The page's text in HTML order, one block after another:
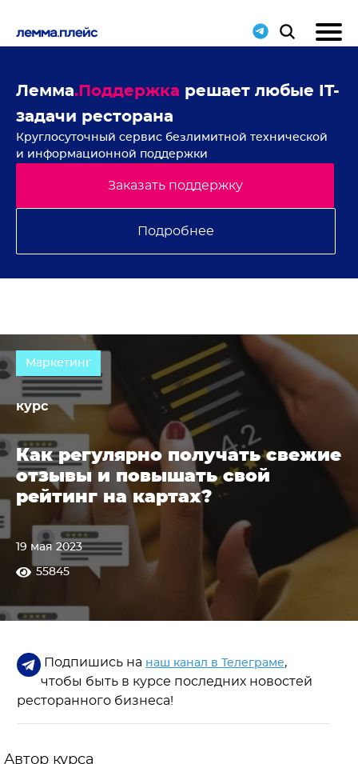
Лемма.Поддержка решает любые IT-
задачи ресторана
Круглосуточный сервис безлимитной технической
и информационной поддержки
Заказать поддержку
Подробнее
Маркетинг
курс
Как регулярно получать свежие
отзывы и повышать свой
рейтинг на картах?
19 мая 2023
55845
Подпишись на наш канал в Телеграме,
чтобы быть в курсе последних новостей
ресторанного бизнеса!
Автор курса